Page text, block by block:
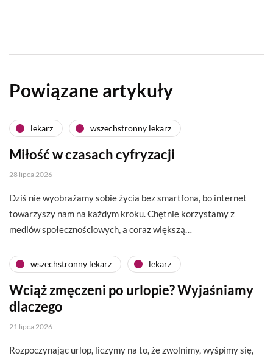
Powiązane artykuły
lekarz wszechstronny lekarz
Miłość w czasach cyfryzacji
28 lipca 2026
Dziś nie wyobrażamy sobie życia bez smartfona, bo internet
towarzyszy nam na każdym kroku. Chętnie korzystamy z
mediów społecznościowych, a coraz większą…
wszechstronny lekarz lekarz
Wciąż zmęczeni po urlopie? Wyjaśniamy
dlaczego
21 lipca 2026
Rozpoczynając urlop, liczymy na to, że zwolnimy, wyśpimy się,